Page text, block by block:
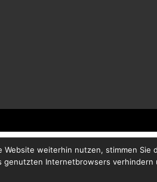
weiterhin nutzen, stimmen Sie
Internetbrowsers verhindern